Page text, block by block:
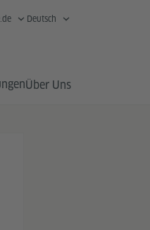
Deutsch
Über Uns